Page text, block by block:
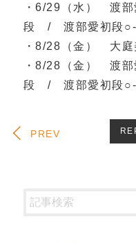
・6/29（水） 渡部
段 / 渡部愛初段○-
・8/28（金） 大庭
・8/28（金） 渡部
段 / 渡部愛初段
PREV